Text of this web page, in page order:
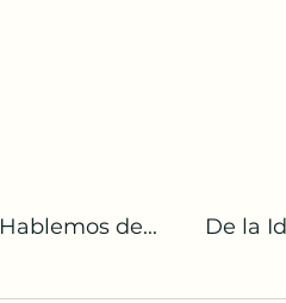
Hablemos de... De la